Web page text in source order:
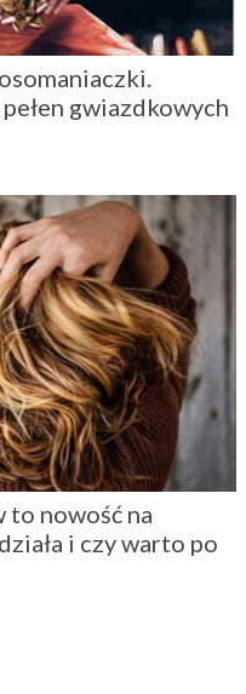
gwiazdkowych
to nowość na
i czy warto po